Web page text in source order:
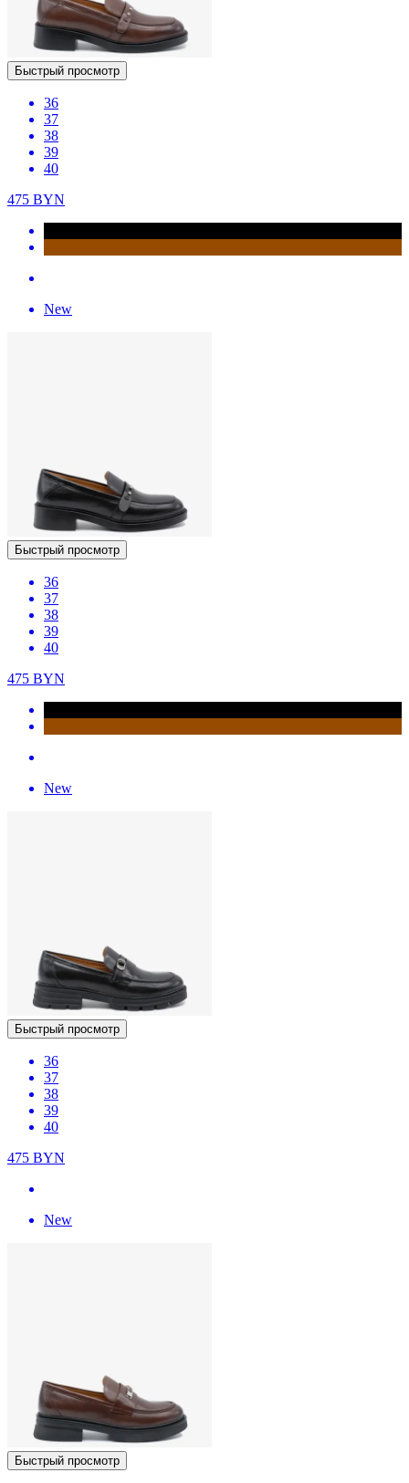
Быстрый просмотр
36
37
38
39
40
475 BYN
New
Быстрый просмотр
36
37
38
39
40
475 BYN
New
Быстрый просмотр
36
37
38
39
40
475 BYN
New
Быстрый просмотр